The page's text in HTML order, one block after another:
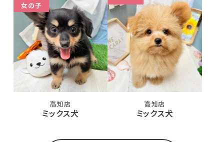
女の子
高知店
ミックス犬
高知店
ミックス犬